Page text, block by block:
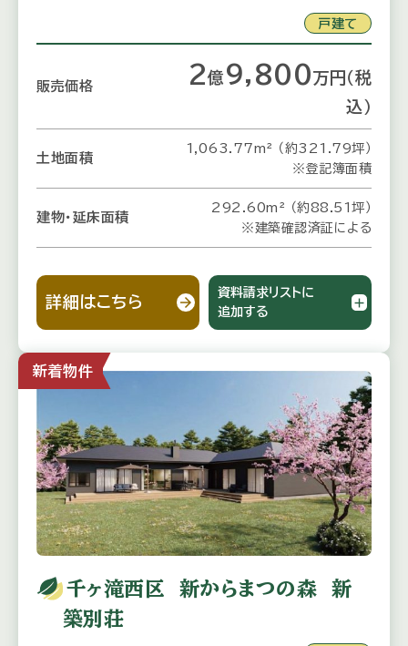
戸建て
販売価格 2億 9,800万 円 （税
込）
土地面積
1,063.77m² （約321.79坪）
※登記簿面積
建物・延床面積
292.60m² （約88.51坪）
※建築確認済証による
詳細はこちら
資料請求リストに
追加する
新着物件
千ヶ滝西区 新からまつの森 新
築別荘